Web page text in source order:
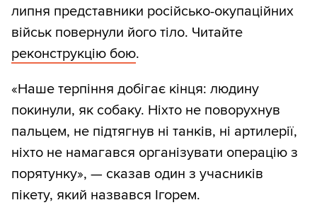
липня представники російсько-окупаційних
військ повернули його тіло. Читайте
реконструкцію бою.
«Наше терпіння добігає кінця: людину
покинули, як собаку. Ніхто не поворухнув
пальцем, не підтягнув ні танків, ні артилерії,
ніхто не намагався організувати операцію з
порятунку», — сказав один з учасників
пікету, який назвався Ігорем.